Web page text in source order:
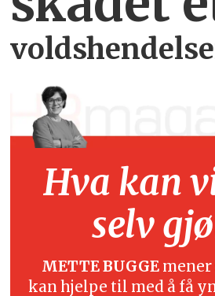
Hva kan
selv
METTE BUGGE
kan hjelpe til med å få